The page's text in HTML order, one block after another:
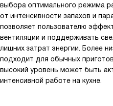
выбора оптимального режима
от интенсивности запахов и
позволяет пользователю
вентиляции и поддерживать
лишних затрат энергии. Более
подходит для обычных
высокий уровень может быть
интенсивной работе на кухне.